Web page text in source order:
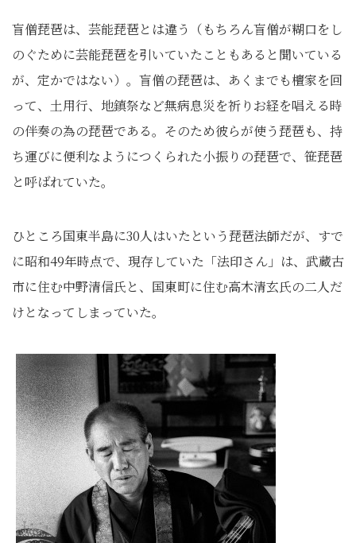
盲僧琵琶は、芸能琵琶とは違う（もちろん盲僧が糊口をし
のぐために芸能琵琶を引いていたこともあると聞いている
が、定かではない）。盲僧の琵琶は、あくまでも檀家を回
って、土用行、地鎮祭など無病息災を祈りお経を唱える時
の伴奏の為の琵琶である。そのため彼らが使う琵琶も、持
ち運びに便利なようにつくられた小振りの琵琶で、笹琵琶
と呼ばれていた。
ひところ国東半島に30人はいたという琵琶法師だが、すで
に昭和49年時点で、現存していた「法印さん」は、武蔵古
市に住む中野清信氏と、国東町に住む高木清玄氏の二人だ
けとなってしまっていた。